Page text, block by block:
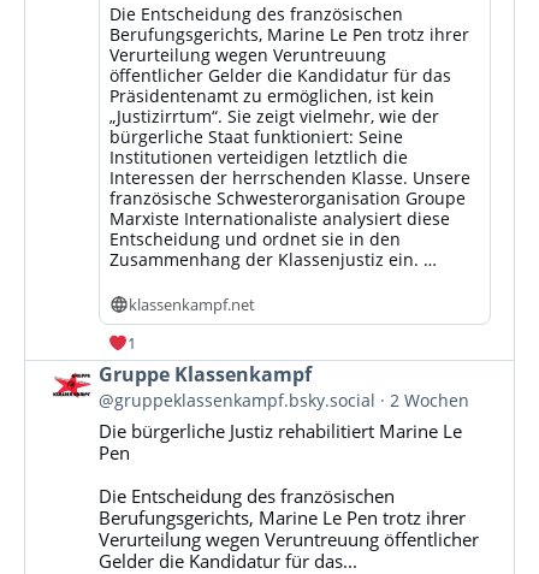
Die Entscheidung des französischen
Berufungsgerichts, Marine Le Pen trotz ihrer
Verurteilung wegen Veruntreuung
öffentlicher Gelder die Kandidatur für das
Präsidentenamt zu ermöglichen, ist kein
„Justizirrtum“. Sie zeigt vielmehr, wie der
bürgerliche Staat funktioniert: Seine
Institutionen verteidigen letztlich die
Interessen der herrschenden Klasse. Unsere
französische Schwesterorganisation Groupe
Marxiste Internationaliste analysiert diese
Entscheidung und ordnet sie in den
Zusammenhang der Klassenjustiz ein. …
klassenkampf.net
1
Beitrag
von
Gruppe
Klassenkampf
Bluesky
ansehen
Gruppe Klassenkampf
@gruppeklassenkampf.bsky.social 2 Wochen
Die bürgerliche Justiz rehabilitiert Marine Le
Pen
Die Entscheidung des französischen
Berufungsgerichts, Marine Le Pen trotz ihrer
Verurteilung wegen Veruntreuung öffentlicher
Gelder die Kandidatur für das...